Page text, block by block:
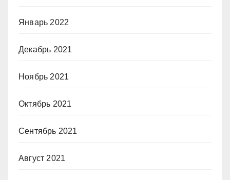
Январь 2022
Декабрь 2021
Ноябрь 2021
Октябрь 2021
Сентябрь 2021
Август 2021